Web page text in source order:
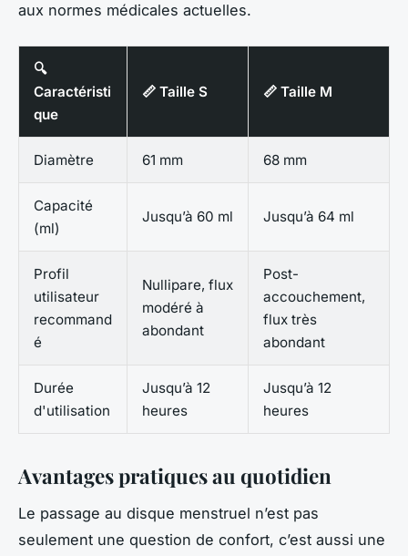
aux normes médicales actuelles.
🔍
Caractéristi
que
📏 Taille S 📏 Taille M
Diamètre 61 mm 68 mm
Capacité
(ml)
Jusqu’à 60 ml Jusqu’à 64 ml
Profil
utilisateur
recommand
é
Nullipare, flux
modéré à
abondant
Post-
accouchement,
flux très
abondant
Durée
d'utilisation
Jusqu’à 12
heures
Jusqu’à 12
heures
Avantages pratiques au quotidien
Le passage au disque menstruel n’est pas
seulement une question de confort, c’est aussi une